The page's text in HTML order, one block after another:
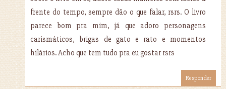
frente do tempo, sempre dão o que falar, rsrs. O livro
parece bom pra mim, já que adoro personagens
carismáticos, brigas de gato e rato e momentos
hilários. Acho que tem tudo pra eu gostar rsrs
Responder